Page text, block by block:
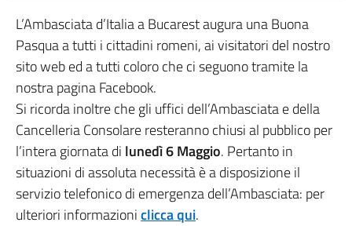
L’Ambasciata d’Italia a Bucarest augura una Buona
Pasqua a tutti i cittadini romeni, ai visitatori del nostro
sito web ed a tutti coloro che ci seguono tramite la
nostra pagina Facebook.
Si ricorda inoltre che gli uffici dell’Ambasciata e della
Cancelleria Consolare resteranno chiusi al pubblico per
l’intera giornata di lunedì6 Maggio. Pertanto in
situazioni di assoluta necessità è a disposizione il
servizio telefonico di emergenza dell’Ambasciata: per
ulteriori informazioniclicca qui.